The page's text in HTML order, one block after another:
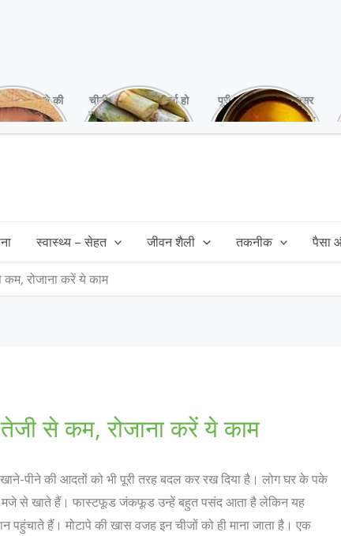
अपने बच्चे की
पर white
चीनी को कर दें ना, वर्ना हो
सकता है बहुत बड़ा नुक्सान
पूरी बनाने के बाद, अक्सर
तेल बच जाता है,ऐसे में
स्वास्थ्य – सेहत जीवन शैली तकनीक पैसा
कम, रोजाना करें ये काम
तेजी से कम, रोजाना करें ये काम
पीने की आदतों को भी पूरी तरह बदल कर रख दिया है। लोग घर के पके
मजे से खाते हैं। फास्टफूड जंकफूड उन्हें बहुत पसंद आता है लेकिन यह
पहुंचाते हैं। मोटापे की खास वजह इन चीजों को ही माना जाता है। एक